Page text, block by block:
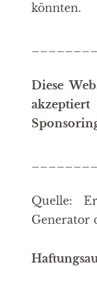
könnten.
Diese
Quelle:
Generator